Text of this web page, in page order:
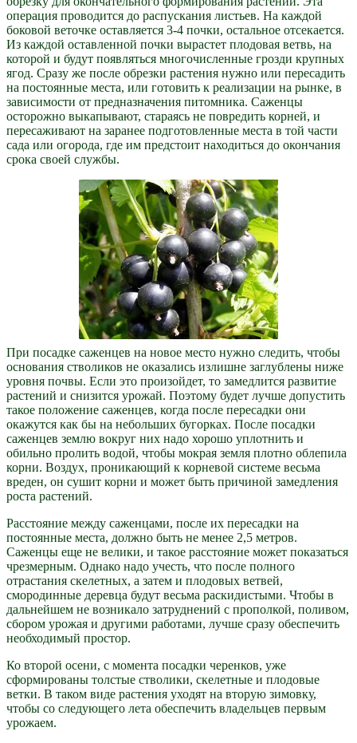
операция проводится до распускания листьев. На каждой
боковой веточке оставляется 3-4 почки, остальное отсекается.
Из каждой оставленной почки вырастет плодовая ветвь, на
которой и будут появляться многочисленные грозди крупных
ягод. Сразу же после обрезки растения нужно или пересадить
на постоянные места, или готовить к реализации на рынке, в
зависимости от предназначения питомника. Саженцы
осторожно выкапывают, стараясь не повредить корней, и
пересаживают на заранее подготовленные места в той части
сада или огорода, где им предстоит находиться до окончания
срока своей службы.
При посадке саженцев на новое место нужно следить, чтобы
основания стволиков не оказались излишне заглублены ниже
уровня почвы. Если это произойдет, то замедлится развитие
растений и снизится урожай. Поэтому будет лучше допустить
такое положение саженцев, когда после пересадки они
окажутся как бы на небольших бугорках. После посадки
саженцев землю вокруг них надо хорошо уплотнить и
обильно пролить водой, чтобы мокрая земля плотно облепила
корни. Воздух, проникающий к корневой системе весьма
вреден, он сушит корни и может быть причиной замедления
роста растений.
Расстояние между саженцами, после их пересадки на
постоянные места, должно быть не менее 2,5 метров.
Саженцы еще не велики, и такое расстояние может показаться
чрезмерным. Однако надо учесть, что после полного
отрастания скелетных, а затем и плодовых ветвей,
смородинные деревца будут весьма раскидистыми. Чтобы в
дальнейшем не возникало затруднений с прополкой, поливом,
сбором урожая и другими работами, лучше сразу обеспечить
необходимый простор.
Ко второй осени, с момента посадки черенков, уже
сформированы толстые стволики, скелетные и плодовые
ветки. В таком виде растения уходят на вторую зимовку,
чтобы со следующего лета обеспечить владельцев первым
урожаем.